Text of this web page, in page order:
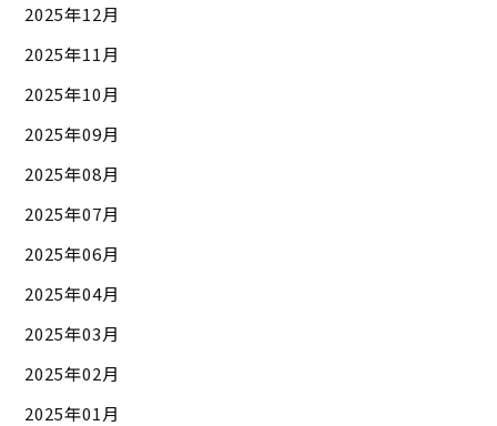
2025年12月
2025年11月
2025年10月
2025年09月
2025年08月
2025年07月
2025年06月
2025年04月
2025年03月
2025年02月
2025年01月